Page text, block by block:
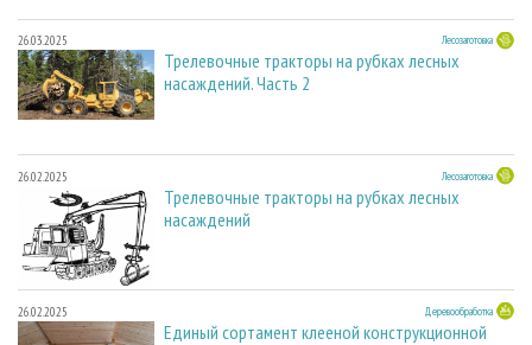
26.03.2025 Лесозаготовка
Трелевочные тракторы на рубках лесных
насаждений. Часть 2
26.02.2025 Лесозаготовка
Трелевочные тракторы на рубках лесных
насаждений
26.02.2025 Деревообработка
Единый сортамент клееной конструкционной